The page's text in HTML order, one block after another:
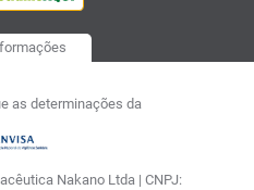
as determinações da
Nakano Ltda | CNPJ: